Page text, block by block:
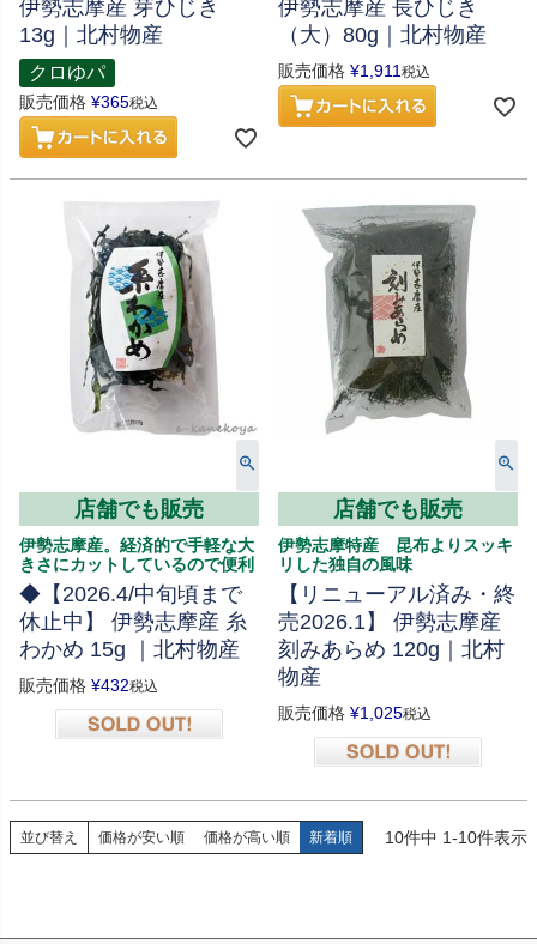
伊勢志摩産 芽ひじき
13g｜北村物産
クロゆパ
販売価格 ¥365税込
伊勢志摩産 長ひじき
（大）80g｜北村物産
販売価格 ¥1,911税込
店舗でも販売
伊勢志摩産。経済的で手軽な大
きさにカットしているので便利
◆【2026.4/中旬頃まで
休止中】 伊勢志摩産 糸
わかめ 15g ｜北村物産
販売価格 ¥432税込
店舗でも販売
伊勢志摩特産 昆布よりスッキ
リした独自の風味
【リニューアル済み・終
売2026.1】 伊勢志摩産
刻みあらめ 120g｜北村
物産
販売価格 ¥1,025税込
並び替え 価格が安い順 価格が高い順 新着順 10件中 1-10件表示